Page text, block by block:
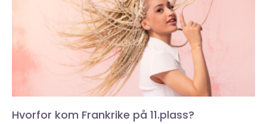
Hvorfor kom Frankrike på 11.plass?